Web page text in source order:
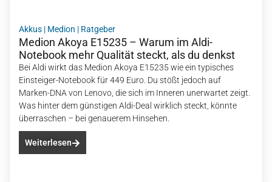
Akkus | Medion | Ratgeber
Medion Akoya E15235 – Warum im Aldi-
Notebook mehr Qualität steckt, als du denkst
Bei Aldi wirkt das Medion Akoya E15235 wie ein typisches
Einsteiger-Notebook für 449 Euro. Du stößt jedoch auf
Marken-DNA von Lenovo, die sich im Inneren unerwartet zeigt.
Was hinter dem günstigen Aldi-Deal wirklich steckt, könnte
überraschen – bei genauerem Hinsehen.
Weiterlesen